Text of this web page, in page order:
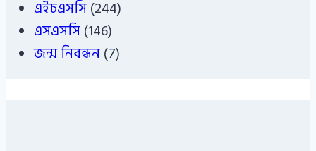
এইচএসসি(244)
এসএসসি(146)
জন্ম নিবন্ধন(7)